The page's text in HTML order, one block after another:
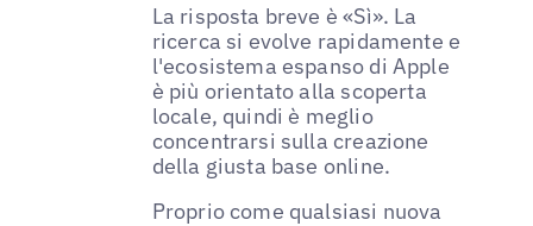
La risposta breve è «Sì». La
ricerca si evolve rapidamente e
l'ecosistema espanso di Apple
è più orientato alla scoperta
locale, quindi è meglio
concentrarsi sulla creazione
della giusta base online.
Proprio come qualsiasi nuova